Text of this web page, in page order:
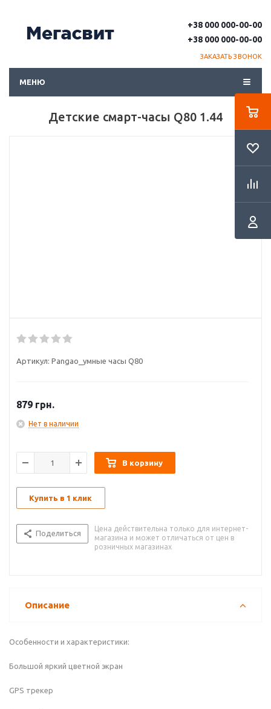
+38 000 000-00-00
+38 000 000-00-00
ЗАКАЗАТЬ ЗВОНОК
МЕНЮ
Детские смарт-часы Q80 1.44
Артикул: Pangao_умные часы Q80
879 грн.
Нет в наличии
В корзину
Купить в 1 клик
Поделиться
Цена действительна только для интернет-
магазина и может отличаться от цен в
розничных магазинах
Описание
Особенности и характеристики:
Большой яркий цветной экран
GPS трекер